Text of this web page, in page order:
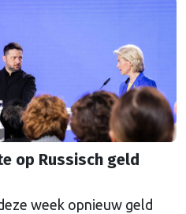
op Russisch geld
week opnieuw geld